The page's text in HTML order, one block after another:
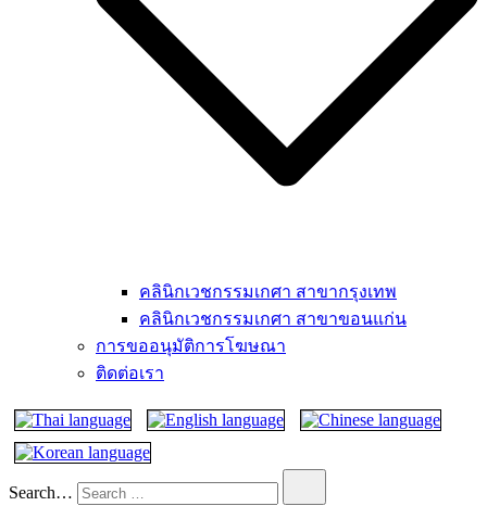
คลินิกเวชกรรมเกศา สาขากรุงเทพ
คลินิกเวชกรรมเกศา สาขาขอนแก่น
การขออนุมัติการโฆษณา
ติดต่อเรา
Search…